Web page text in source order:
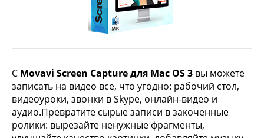
С Movavi Screen Capture для Mac OS 3 вы можете
записать на видео все, что угодно: рабочий стол,
видеоуроки, звонки в Skype, онлайн-видео и
аудио.Превратите сырые записи в закоченные
ролики: вырезайте ненужные фрагменты,